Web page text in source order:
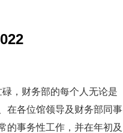
，财务部的每个人无论是
在各位馆领导及财务部同事
的事务性工作，并在年初及